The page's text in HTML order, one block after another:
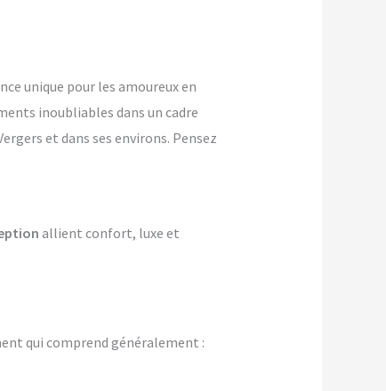
unique pour les amoureux en
inoubliables dans un cadre
et dans ses environs. Pensez
allient confort, luxe et
qui comprend généralement :